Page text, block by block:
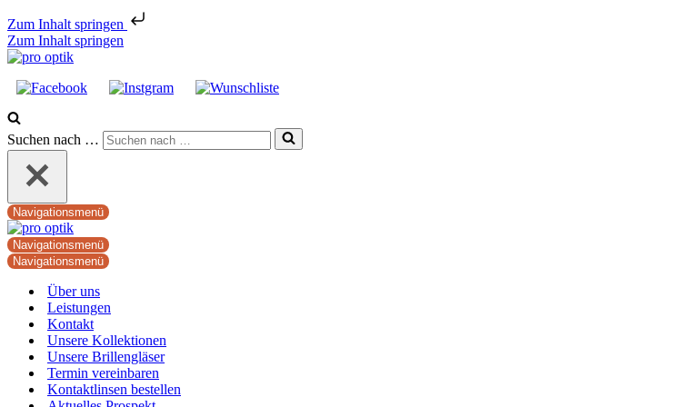
Zum Inhalt springen
Zum Inhalt springen
Suchen nach …
Navigationsmenü
Navigationsmenü
Navigationsmenü
Über uns
Leistungen
Kontakt
Unsere Kollektionen
Unsere Brillengläser
Termin vereinbaren
Kontaktlinsen bestellen